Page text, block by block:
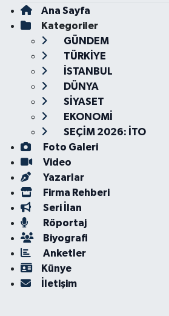
Ana Sayfa
Kategoriler
GÜNDEM
TÜRKİYE
İSTANBUL
DÜNYA
SİYASET
EKONOMİ
SEÇİM 2026: İTO
Foto Galeri
Video
Yazarlar
Firma Rehberi
Seri İlan
Röportaj
Biyografi
Anketler
Künye
İletişim